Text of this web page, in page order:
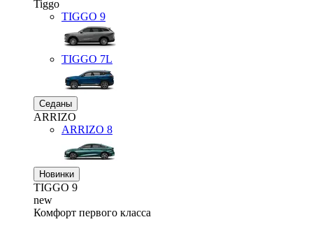
Tiggo
TIGGO 9
TIGGO 7L
Седаны
ARRIZO
ARRIZO 8
Новинки
TIGGO 9
new
Комфорт первого класса